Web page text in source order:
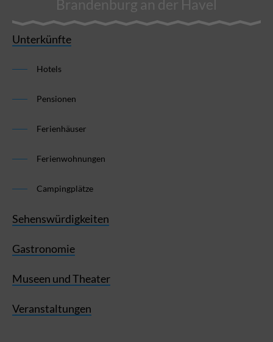
Brandenburg an der Havel
Unterkünfte
Hotels
Pensionen
Ferienhäuser
Ferienwohnungen
Campingplätze
Sehenswürdigkeiten
Gastronomie
Museen und Theater
Veranstaltungen